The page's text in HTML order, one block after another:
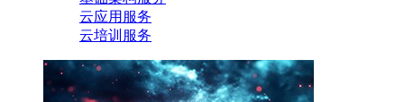
云应用服务
云培训服务